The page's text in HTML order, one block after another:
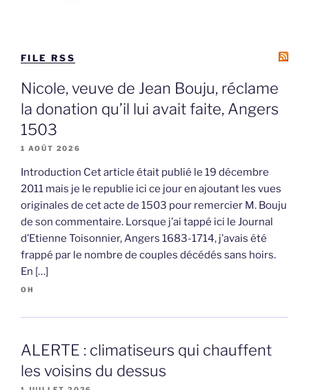
FILE RSS
Nicole, veuve de Jean Bouju, réclame
la donation qu’il lui avait faite, Angers
1503
1 AOÛT 2026
Introduction Cet article était publié le 19 décembre
2011 mais je le republie ici ce jour en ajoutant les vues
originales de cet acte de 1503 pour remercier M. Bouju
de son commentaire. Lorsque j’ai tappé ici le Journal
d’Etienne Toisonnier, Angers 1683-1714, j’avais été
frappé par le nombre de couples décédés sans hoirs.
En […]
OH
ALERTE : climatiseurs qui chauffent
les voisins du dessus